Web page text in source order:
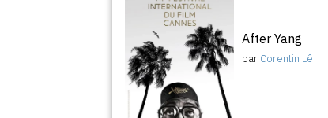
After Yang
par Corentin Lê